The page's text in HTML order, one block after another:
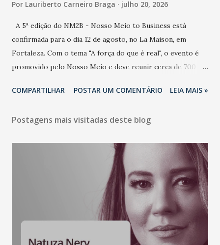
Por Lauriberto Carneiro Braga julho 20, 2026
A 5ª edição do NM2B - Nosso Meio to Business está
confirmada para o dia 12 de agosto, no La Maison, em
Fortaleza. Com o tema "A força do que é real", o evento é
promovido pelo Nosso Meio e deve reunir cerca de 700
e lideranças do Mercado Nacional. Desde 2022, o NM2B
de negócios do Nordeste, reunindo profissionais de marcas
LinkedIn, VISA, Grupo 3corações, TikTok e M. Dias Branco.
A nova edição chega em um momento em que autenticidade
e consistência ganham peso nas conversas sobre marca,
liderança e estratégia. - Vivemos um momento em que todo
mundo fala muito e poucos entregam de verdade. O NM2B
sempre existiu para dar palco a quem constrói com
consistência, e nesta edição isso fica ainda mais claro.
COMPARTILHAR POSTAR UM COMENTÁRIO LEIA MAIS »
Postagens mais visitadas deste blog